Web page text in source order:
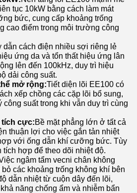
tục 10kW bằng cách làm mát
bức, cung cấp khoảng trống
cao điểm trong môi trường công
dẫn cách điện nhiều sợi riêng lẻ
ứng da và tổn thất hiệu ứng lân
lên đến 100kHz, duy trì hiệu
dải công suất.
mở rộng:Tiết diện lõi EE100 có
xếp chồng các cặp lõi bổ sung,
công suất trong khi vẫn duy trì cùng
tích cực:Bề mặt phẳng lớn ở tất cả
thuận lợi cho việc gắn tản nhiệt
với ống dẫn khí cưỡng bức. Tùy
tích hợp để theo dõi nhiệt độ.
ngâm tẩm vecni chân không
các khoảng trống không khí bên
dẫn nhiệt từ cuộn dây đến lõi,
năng chống ẩm và nhiễm bẩn